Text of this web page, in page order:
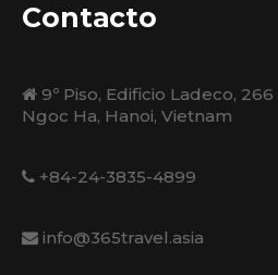
Contacto
9º Piso, Edificio Ladeco,
Ngoc Ha, Hanoi, Vietnam
+84-24-3835-4899
info@365travel.asia